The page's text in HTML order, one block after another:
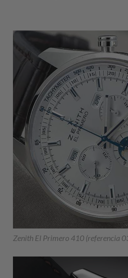
Zenith El Primero 410 (referencia